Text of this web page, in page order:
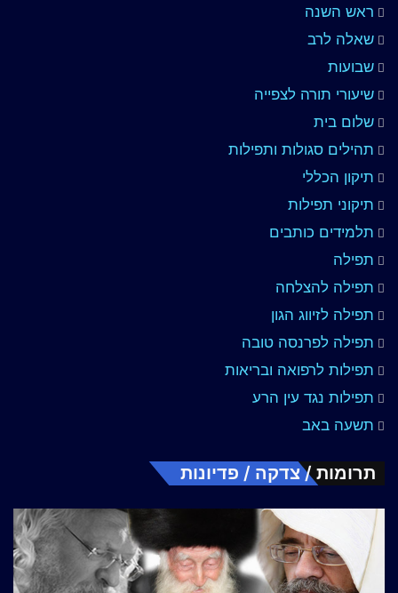
ראש השנה
שאלה לרב
שבועות
שיעורי תורה לצפייה
שלום בית
תהילים סגולות ותפילות
תיקון הכללי
תיקוני תפילות
תלמידים כותבים
תפילה
תפילה להצלחה
תפילה לזיווג הגון
תפילה לפרנסה טובה
תפילות לרפואה ובריאות
תפילות נגד עין הרע
תשעה באב
תרומות / צדקה / פדיונות